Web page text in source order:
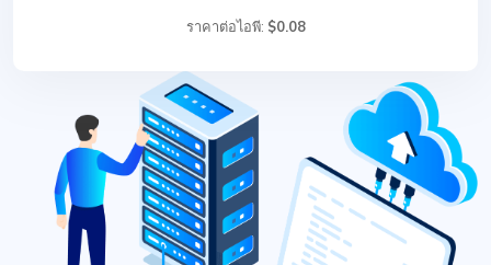
ราคาต่อไอพี: $0.08